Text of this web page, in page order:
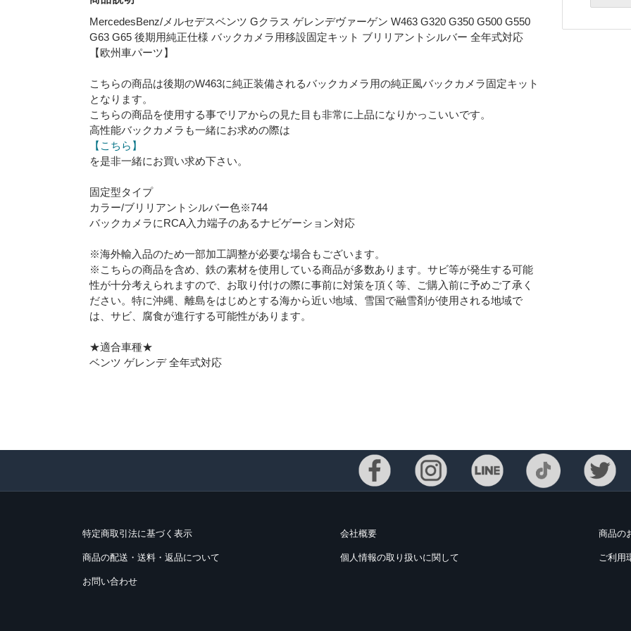
MercedesBenz/メルセデスベンツ Gクラス ゲレンデヴァーゲン W463 G320 G350 G500 G550
G63 G65 後期用純正仕様 バックカメラ用移設固定キット ブリリアントシルバー 全年式対応
【欧州車パーツ】
こちらの商品は後期のW463に純正装備されるバックカメラ用の純正風バックカメラ固定キット
となります。
こちらの商品を使用する事でリアからの見た目も非常に上品になりかっこいいです。
高性能バックカメラも一緒にお求めの際は
【こちら】
を是非一緒にお買い求め下さい。
固定型タイプ
カラー/ブリリアントシルバー色※744
バックカメラにRCA入力端子のあるナビゲーション対応
※海外輸入品のため一部加工調整が必要な場合もございます。
※こちらの商品を含め、鉄の素材を使用している商品が多数あります。サビ等が発生する可能
性が十分考えられますので、お取り付けの際に事前に対策を頂く等、ご購入前に予めご了承く
ださい。特に沖縄、離島をはじめとする海から近い地域、雪国で融雪剤が使用される地域で
は、サビ、腐食が進行する可能性があります。
★適合車種★
ベンツ ゲレンデ 全年式対応
特定商取引法に基づく表示 会社概要 商品の
商品の配送・送料・返品について 個人情報の取り扱いに関して ご利用
お問い合わせ